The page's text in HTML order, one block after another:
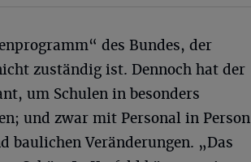
des Bundes, der
zuständig ist. Dennoch hat der
um Schulen in besonders
und zwar mit Personal in Person
baulichen Veränderungen. „Das